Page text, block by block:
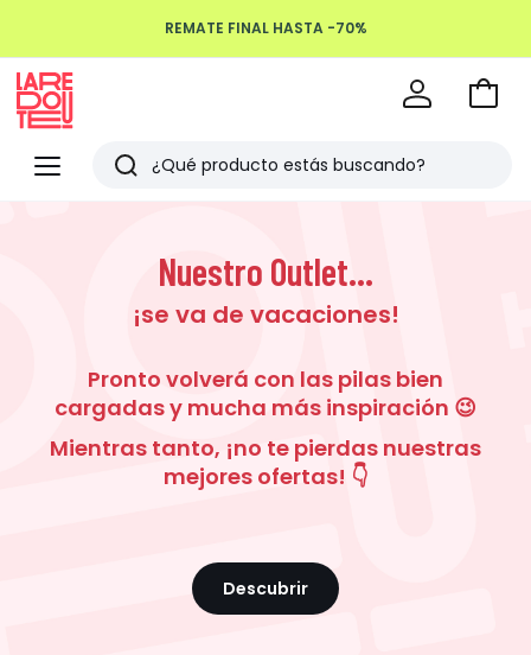
REMATE FINAL HASTA -70%
Menu
Redoute
Buscar
Últimos
vistos
Ir
Nuestro Outlet...
¡se va de vacaciones!
Pronto volverá con las pilas bien
cargadas y mucha más inspiración 😉
Mientras tanto, ¡no te pierdas nuestras
mejores ofertas! 👇
Descubrir